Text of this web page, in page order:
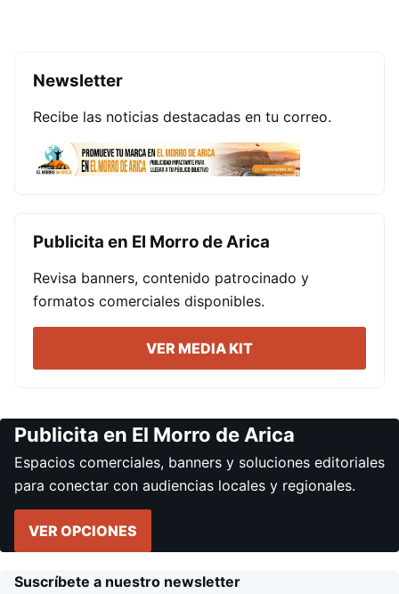
Newsletter
Recibe las noticias destacadas en tu correo.
Publicita en El Morro de Arica
Revisa banners, contenido patrocinado y
formatos comerciales disponibles.
VER MEDIA KIT
Publicita en El Morro de Arica
Espacios comerciales, banners y soluciones editoriales
para conectar con audiencias locales y regionales.
VER OPCIONES
Suscríbete a nuestro newsletter